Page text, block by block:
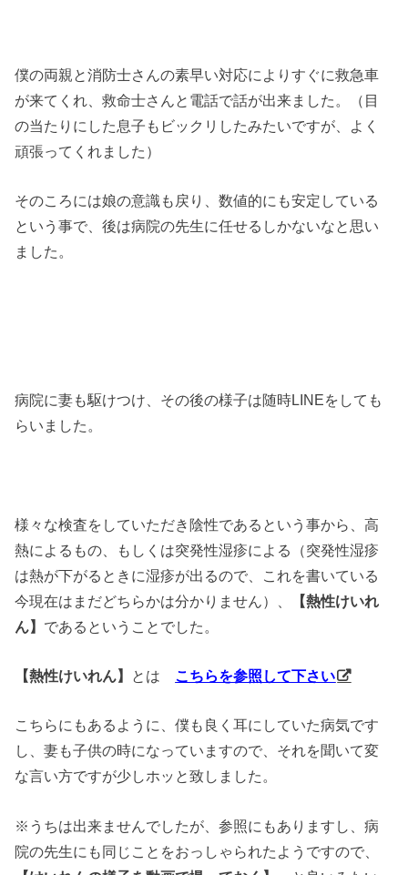
僕の両親と消防士さんの素早い対応によりすぐに救急車
が来てくれ、救命士さんと電話で話が出来ました。（目
の当たりにした息子もビックリしたみたいですが、よく
頑張ってくれました）
そのころには娘の意識も戻り、数値的にも安定している
という事で、後は病院の先生に任せるしかないなと思い
ました。
病院に妻も駆けつけ、その後の様子は随時LINEをしても
らいました。
様々な検査をしていただき陰性であるという事から、高
熱によるもの、もしくは突発性湿疹による（突発性湿疹
は熱が下がるときに湿疹が出るので、これを書いている
今現在はまだどちらかは分かりません）、
【熱性けいれ
ん】 であるということでした。
【熱性けいれん】 とは こちらを参照して下さい
こちらにもあるように、僕も良く耳にしていた病気です
し、妻も子供の時になっていますので、それを聞いて変
な言い方ですが少しホッと致しました。
※うちは出来ませんでしたが、参照にもありますし、病
院の先生にも同じことをおっしゃられたようですので、